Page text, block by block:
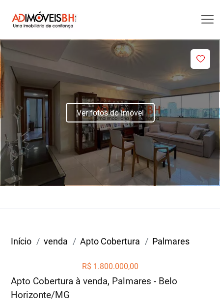
Ver fotos do imóvel
Início venda Apto Cobertura Palmares
R$ 1.800.000,00
Apto Cobertura à venda, Palmares - Belo
Horizonte/MG